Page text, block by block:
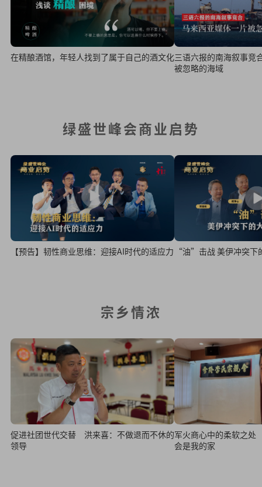
在精酿酒馆，年轻人找到了属于自己的酒文化三语六报的南海叙事竞
被忽略的海域
绿盛世峰会商业启势
【预告】韧性商业思维：迎接AI时代的适应力 “油”击战 美伊冲突下
宗乡情浓
促进社团世代交替 洪来喜：不做退而不休的
领导
军火商心中的柔软之
会是我的家